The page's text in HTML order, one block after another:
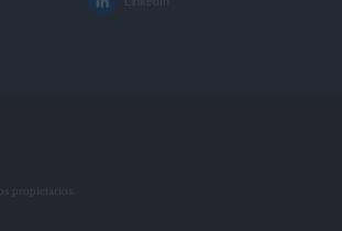
propietarios.